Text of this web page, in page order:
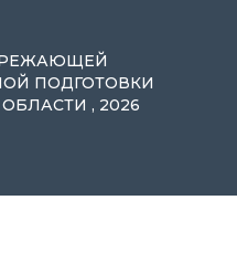
ПОДГОТОВКИ
, 2026